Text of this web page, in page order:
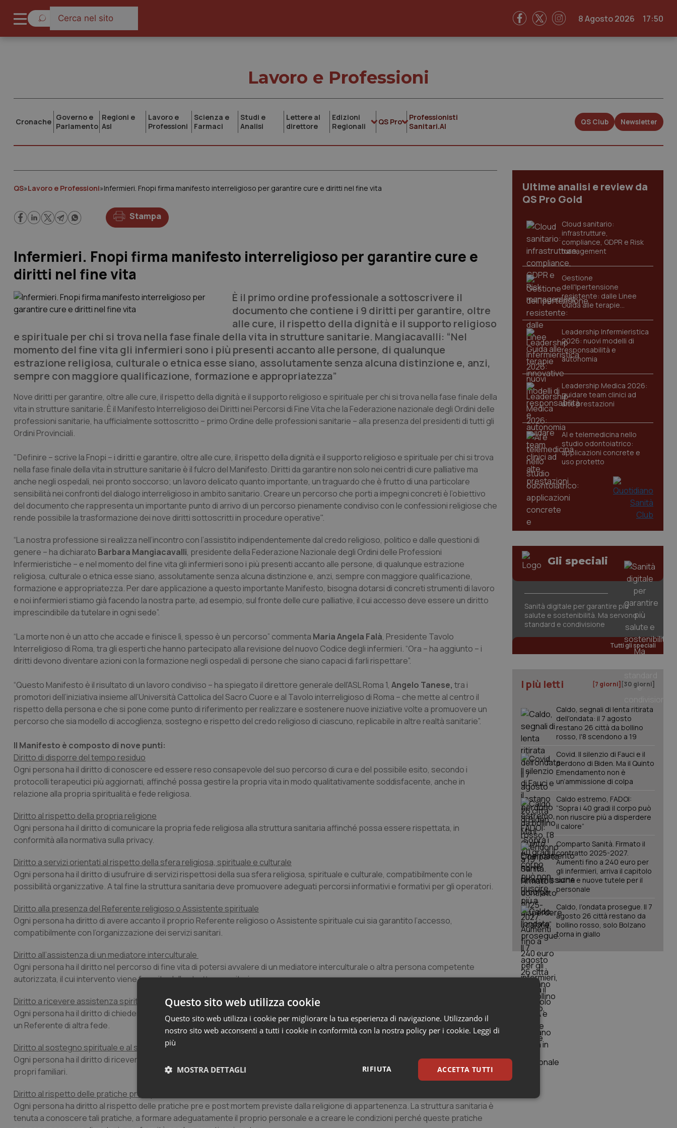
8 Agosto 2026 17:50
Lavoro e Professioni
Cronache Governo e
Parlamento
Regioni e
Asl
Lavoro e
Professioni
Scienza e
Farmaci
Studi e
Analisi
Lettere al
direttore
Edizioni
Regionali
QS Pro
Professionisti
Sanitari.AI
QS Club Newsletter
QS»Lavoro e Professioni»Infermieri. Fnopi firma manifesto interreligioso per garantire cure e diritti nel fine vita
Stampa
Infermieri. Fnopi firma manifesto interreligioso per garantire cure e
diritti nel fine vita
È il primo ordine professionale a sottoscrivere il
documento che contiene i 9 diritti per garantire, oltre
alle cure, il rispetto della dignità e il supporto religioso
e spirituale per chi si trova nella fase finale della vita in strutture sanitarie. Mangiacavalli: “Nel
momento del fine vita gli infermieri sono i più presenti accanto alle persone, di qualunque
estrazione religiosa, culturale o etnica esse siano, assolutamente senza alcuna distinzione e, anzi,
sempre con maggiore qualificazione, formazione e appropriatezza”
Nove diritti per garantire, oltre alle cure, il rispetto della dignità e il supporto religioso e spirituale per chi si trova nella fase finale della
vita in strutture sanitarie. È il Manifesto Interreligioso dei Diritti nei Percorsi di Fine Vita che la Federazione nazionale degli Ordini delle
professioni sanitarie, ha ufficialmente sottoscritto – primo Ordine delle professioni sanitarie – alla presenza del presidenti di tutti gli
Ordini Provinciali.
"Definire – scrive la Fnopi – i diritti e garantire, oltre alle cure, il rispetto della dignità e il supporto religioso e spirituale per chi si trova
nella fase finale della vita in strutture sanitarie è il fulcro del Manifesto. Diritti da garantire non solo nei centri di cure palliative ma
anche negli ospedali, nei pronto soccorso; un lavoro delicato quanto importante, un traguardo che è frutto di una particolare
sensibilità nei confronti del dialogo interreligioso in ambito sanitario. Creare un percorso che porti a impegni concreti è l’obiettivo
del documento che rappresenta un importante punto di arrivo di un percorso pienamente condiviso con le confessioni religiose che
rende possibile la trasformazione dei nove diritti sottoscritti in procedure operative".
“La nostra professione si realizza nell’incontro con l’assistito indipendentemente dal credo religioso, politico e dalle questioni di
genere – ha dichiarato Barbara Mangiacavalli, presidente della Federazione Nazionale degli Ordini delle Professioni
Infermieristiche – e nel momento del fine vita gli infermieri sono i più presenti accanto alle persone, di qualunque estrazione
religiosa, culturale o etnica esse siano, assolutamente senza alcuna distinzione e, anzi, sempre con maggiore qualificazione,
formazione e appropriatezza. Per dare applicazione a questo importante Manifesto, bisogna dotarsi di concreti strumenti di lavoro
e noi infermieri stiamo già facendo la nostra parte, ad esempio, sul fronte delle cure palliative, il cui accesso deve essere un diritto
imprescindibile da tutelare in ogni sede”.
“La morte non è un atto che accade e finisce lì, spesso è un percorso” commenta Maria Angela Falà, Presidente Tavolo
Interreligioso di Roma, tra gli esperti che hanno partecipato alla revisione del nuovo Codice degli infermieri. “Ora – ha aggiunto – i
diritti devono diventare azioni con la formazione negli ospedali di persone che siano capaci di farli rispettare”.
“Questo Manifesto è il risultato di un lavoro condiviso – ha spiegato il direttore generale dell'ASL Roma 1, Angelo Tanese, tra i
promotori dell’iniziativa insieme all’Università Cattolica del Sacro Cuore e al Tavolo interreligioso di Roma – che mette al centro il
rispetto della persona e che si pone come punto di riferimento per realizzare e sostenere nuove iniziative volte a promuovere un
percorso che sia modello di accoglienza, sostegno e rispetto del credo religioso di ciascuno, replicabile in altre realtà sanitarie”.
Il Manifesto è composto di nove punti:
Diritto di disporre del tempo residuo
Ogni persona ha il diritto di conoscere ed essere reso consapevole del suo percorso di cura e del possibile esito, secondo i
protocolli terapeutici più aggiornati, affinché possa gestire la propria vita in modo qualitativamente soddisfacente, anche in
relazione alla propria spiritualità e fede religiosa.
Diritto al rispetto della propria religione
Ogni persona ha il diritto di comunicare la propria fede religiosa alla struttura sanitaria affinché possa essere rispettata, in
conformità alla normativa sulla privacy.
Diritto a servizi orientati al rispetto della sfera religiosa, spirituale e culturale
Ogni persona ha il diritto di usufruire di servizi rispettosi della sua sfera religiosa, spirituale e culturale, compatibilmente con le
possibilità organizzative. A tal fine la struttura sanitaria deve promuovere adeguati percorsi informativi e formativi per gli operatori.
Diritto alla presenza del Referente religioso o Assistente spirituale
Ogni persona ha diritto di avere accanto il proprio Referente religioso o Assistente spirituale cui sia garantito l’accesso,
compatibilmente con l’organizzazione dei servizi sanitari.
Diritto all’assistenza di un mediatore interculturale
Ogni persona ha il diritto nel percorso di fine vita di potersi avvalere di un mediatore interculturale o altra persona competente
autorizzata, il cui intervento viene favorito dalla struttura sanitaria.
Diritto a ricevere assistenza spirituale anche da parte di Referenti di altre fedi
Ogni persona ha il diritto di chiedere, qualora l’Assistente spirituale della propria fede non fosse disponibile, l’assistenza da parte di
un Referente di altra fede.
Diritto al sostegno spirituale e al supporto relazionale per sé e per i propri familiari
Ogni persona ha il diritto di ricevere all’interno della struttura sanitaria il sostegno spirituale e il supporto relazionale per sé e per i
propri familiari.
Diritto al rispetto delle pratiche pre e post-mortem
Ogni persona ha diritto al rispetto delle pratiche pre e post mortem previste dalla religione di appartenenza. La struttura sanitaria è
tenuta a conoscere tali pratiche, a formare adeguatamente il proprio personale e a creare le condizioni perché queste pratiche
Ultime analisi e review da
QS Pro Gold
Cloud sanitario:
infrastrutture,
compliance, GDPR e Risk
management
Gestione
dell'Ipertensione
resistente: dalle Linee
Guida alle terapie
innovative
Leadership Infermieristica
2026: nuovi modelli di
responsabilità e
autonomia
Leadership Medica 2026:
guidare team clinici ad
alte prestazioni
AI e telemedicina nello
studio odontoiatrico:
applicazioni concrete e
uso protetto
Gli speciali
Sanità digitale per garantire più
salute e sostenibilità. Ma servono
standard e condivisione
Tutti gli speciali
I più letti [7 giorni] [30 giorni]
Caldo, segnali di lenta ritirata
dell'ondata: il 7 agosto
restano 26 città da bollino
rosso, l'8 scendono a 19
Covid. Il silenzio di Fauci e il
perdono di Biden. Ma il Quinto
Emendamento non è
un’ammissione di colpa
Caldo estremo, FADOI:
“Sopra i 40 gradi il corpo può
non riuscire più a disperdere
il calore”
Comparto Sanità. Firmato il
contratto 2025-2027.
Aumenti fino a 240 euro per
gli infermieri, arriva il capitolo
sull'IA e nuove tutele per il
personale
Caldo, l’ondata prosegue. Il 7
agosto 26 città restano da
bollino rosso, solo Bolzano
torna in giallo
Questo sito web utilizza cookie
Questo sito web utilizza i cookie per migliorare la tua esperienza di navigazione. Utilizzando il
nostro sito web acconsenti a tutti i cookie in conformità con la nostra policy per i cookie. Leggi di
più
ACCETTA TUTTI
RIFIUTA
MOSTRA DETTAGLI
Necessari Statistici Marketing